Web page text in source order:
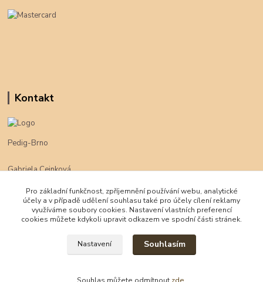
Kontakt
Pedig-Brno
Gabriela Cejnková
klimpe@klimpe.cz
Pro základní funkčnost, zpříjemnění používání webu, analytické
účely a v případě udělení souhlasu také pro účely cílení reklamy
využíváme soubory cookies. Nastavení vlastních preferencí
cookies můžete kdykoli upravit odkazem ve spodní části stránek.
Nastavení Souhlasím